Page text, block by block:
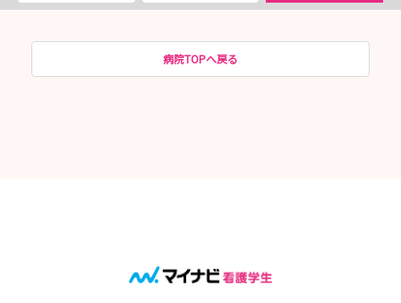
病院TOPへ戻る